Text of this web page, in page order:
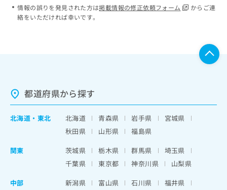
情報の誤りを発見された方は掲載情報の修正依頼フォーム
からご連
絡をいただければ幸いです。
都道府県から探す
北海道 ・ 東北 北海道 青森県 岩手県
宮城県
秋田県
山形県
福島県
関東
茨城県 栃木県 群馬県
埼玉県
千葉県
東京都 神奈川県
山梨県
中部
新潟県 富山県 石川県
福井県